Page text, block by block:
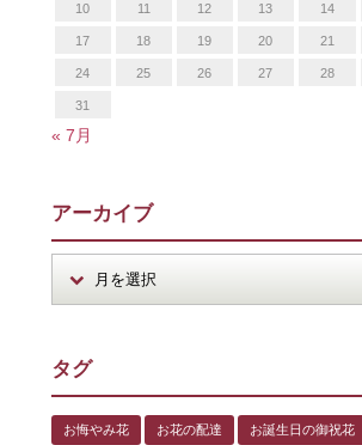
10 11 12 13 14
17 18 19 20 21
24 25 26 27 28
31
« 7月
アーカイブ
タグ
お悔やみ花 お花の配達 お誕生日の御祝花